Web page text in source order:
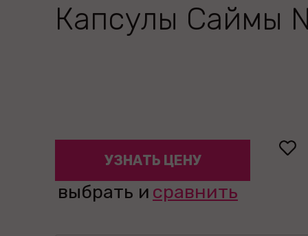
Капсулы Саймы
УЗНАТЬ ЦЕНУ
выбрать и сравнить